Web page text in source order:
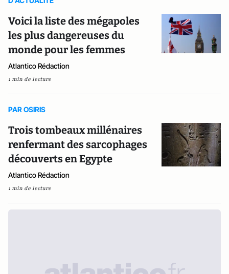
Voici la liste des mégapoles
les plus dangereuses du
monde pour les femmes
Atlantico Rédaction
1 min de lecture
PAR OSIRIS
Trois tombeaux millénaires
renfermant des sarcophages
découverts en Egypte
Atlantico Rédaction
1 min de lecture